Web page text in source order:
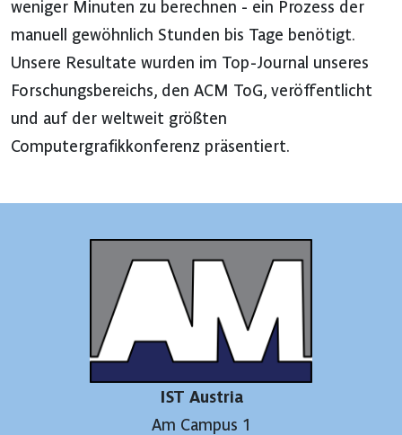
weniger Minuten zu berechnen - ein Prozess der
manuell gewöhnlich Stunden bis Tage benötigt.
Unsere Resultate wurden im Top-Journal unseres
Forschungsbereichs, den ACM ToG, veröffentlicht
und auf der weltweit größten
Computergrafikkonferenz präsentiert.
IST Austria
Am Campus 1